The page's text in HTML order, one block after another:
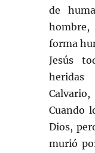
de
forma
Jesús
Cuando
Dios,
murió